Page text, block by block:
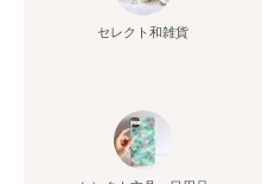
セレクト和雑貨